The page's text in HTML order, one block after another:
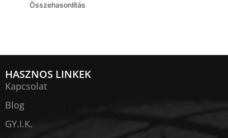
Összehasonlítás
HASZNOS LINKEK
Kapcsolat
Blog
GY.I.K.